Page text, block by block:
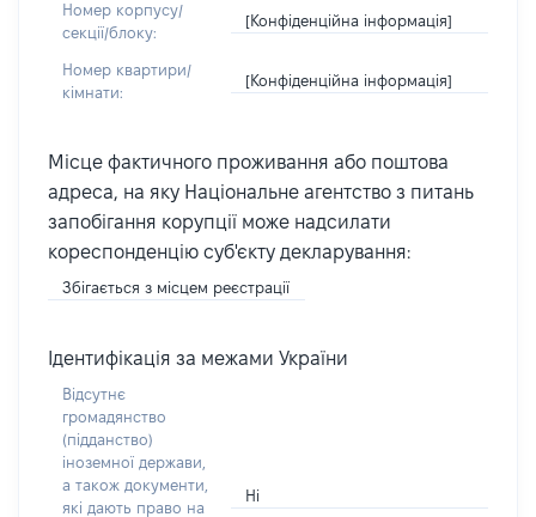
Номер корпусу/
секції/блоку:
[Конфіденційна інформація]
Номер квартири/
кімнати:
[Конфіденційна інформація]
Місце фактичного проживання або поштова
адреса, на яку Національне агентство з питань
запобігання корупції може надсилати
кореспонденцію суб'єкту декларування:
Збігається з місцем реєстрації
Ідентифікація за межами України
Відсутнє
громадянство
(підданство)
іноземної держави,
а також документи,
які дають право на
Ні